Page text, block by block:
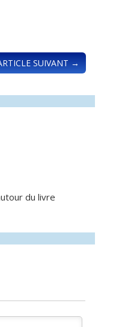
SUIVANT →
du livre